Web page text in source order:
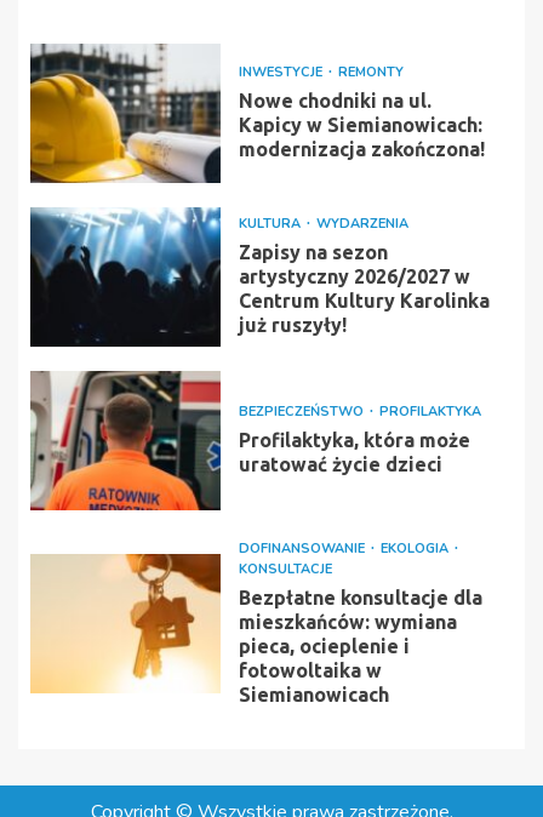
INWESTYCJE REMONTY
Nowe chodniki na ul.
Kapicy w Siemianowicach:
modernizacja zakończona!
KULTURA WYDARZENIA
Zapisy na sezon
artystyczny 2026/2027 w
Centrum Kultury Karolinka
już ruszyły!
BEZPIECZEŃSTWO PROFILAKTYKA
Profilaktyka, która może
uratować życie dzieci
DOFINANSOWANIE
EKOLOGIA
KONSULTACJE
Bezpłatne konsultacje dla
mieszkańców: wymiana
pieca, ocieplenie i
fotowoltaika w
Siemianowicach